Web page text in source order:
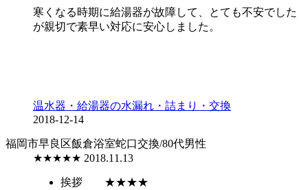
寒くなる時期に給湯器が故障して、とても不安でした
が親切で素早い対応に安心しました。
温水器・給湯器の水漏れ・詰まり・交換
2018-12-14
福岡市早良区飯倉浴室蛇口交換/80代男性
★★★★★ 2018.11.13
挨拶 ★★★★